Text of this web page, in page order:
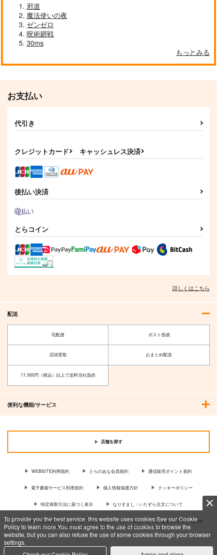
To provide you the best service, this website uses cookies.See our Cookie
Policy to learn more.You must agree to the use of cookies to browse the
website, but you can also refuse the use of some cookies through your browser
settings.
邪道
魔法使いの夜
ゼンゼロ
呪術廻戦
30ms
もっとみる
お支払い
代引き
クレジットカード キャッシュレス決済
後払い決済
とらコイン
詳しくはこちら
配送
宅配便 ポスト投函
店頭受取 おまとめ配送
11,000円（税込）以上で送料当社負担
便利な機能/サービス
店舗を探す
WEBSITE利用規約 とらのあな会員規約 通信販売ポイント規約
電子書籍サービス利用規約 個人情報保護方針 クッキーポリシー
特定商取引法に基づく表示 なりすまし・いたずら注文について
For Overseas customer, now you can ship your purchases by using purchases agent
services “AOCS”! Click {more…} for more information …more